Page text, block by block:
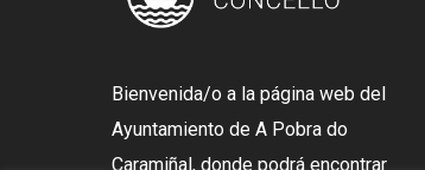
Bienvenida/o a la página web del
Ayuntamiento de A Pobra do
Caramiñal, donde podrá encontrar